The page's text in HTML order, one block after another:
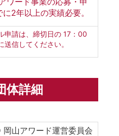
2年以上の実績必要。
申請は、締切日の 17：00
送信してください。
体詳細
岡山アワード運営委員会